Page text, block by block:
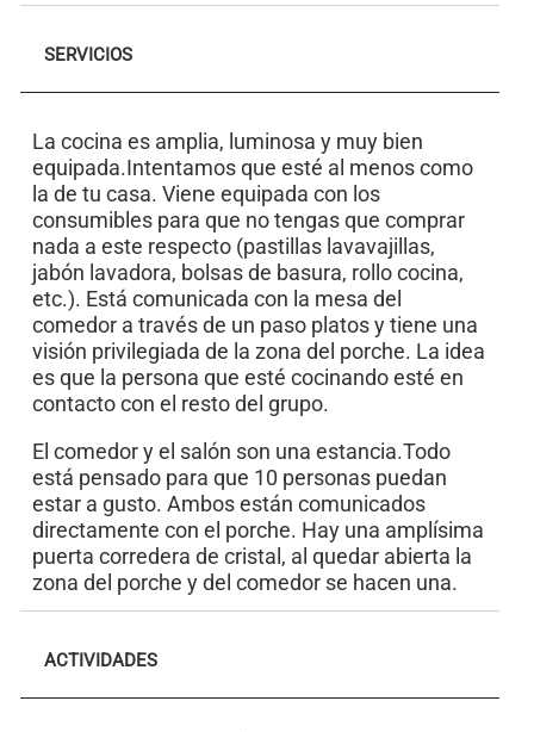
SERVICIOS
La cocina es amplia, luminosa y muy bien
equipada.Intentamos que esté al menos como
la de tu casa. Viene equipada con los
consumibles para que no tengas que comprar
nada a este respecto (pastillas lavavajillas,
jabón lavadora, bolsas de basura, rollo cocina,
etc.). Está comunicada con la mesa del
comedor a través de un paso platos y tiene una
visión privilegiada de la zona del porche. La idea
es que la persona que esté cocinando esté en
contacto con el resto del grupo.
El comedor y el salón son una estancia.Todo
está pensado para que 10 personas puedan
estar a gusto. Ambos están comunicados
directamente con el porche. Hay una amplísima
puerta corredera de cristal, al quedar abierta la
zona del porche y del comedor se hacen una.
ACTIVIDADES